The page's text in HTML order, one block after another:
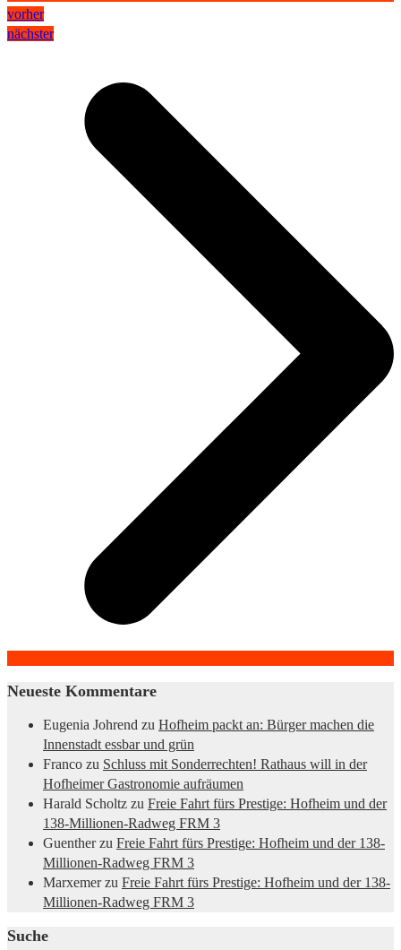
vorher
nächster
Neueste Kommentare
Eugenia Johrend zu Hofheim packt an: Bürger machen die
Innenstadt essbar und grün
Franco zu Schluss mit Sonderrechten! Rathaus will in der
Hofheimer Gastronomie aufräumen
Harald Scholtz zu Freie Fahrt fürs Prestige: Hofheim und der
138-Millionen-Radweg FRM 3
Guentherzu Freie Fahrt fürs Prestige: Hofheim und der 138-
Millionen-Radweg FRM 3
Marxemerzu Freie Fahrt fürs Prestige: Hofheim und der 138-
Millionen-Radweg FRM 3
Suche